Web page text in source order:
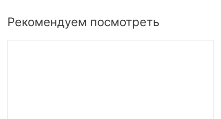
Рекомендуем посмотреть